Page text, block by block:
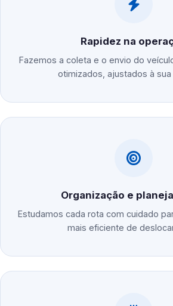
Rapidez na
Fazemos a coleta e o envio do
otimizados, ajustados à sua
Organização e
Estudamos cada rota com cuidado
mais eficiente de